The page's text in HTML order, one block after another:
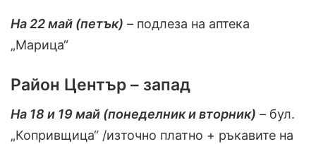
На 22 май (петък) – подлеза на аптека
„Марица“
Район Център – запад
На 18 и 19 май (понеделник и вторник) – бул.
„Копривщица“ /източно платно + ръкавите на